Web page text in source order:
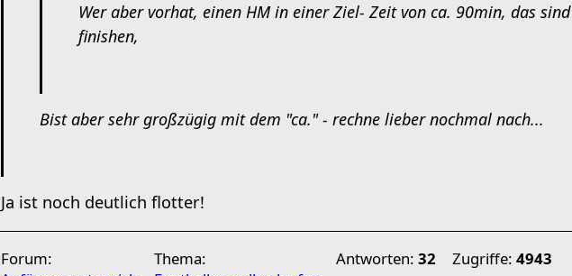
Wer aber vorhat, einen HM in einer Ziel- Zeit von ca. 90min, das sind
finishen,
Bist aber sehr großzügig mit dem "ca." - rechne lieber nochmal nach...
Ja ist noch deutlich flotter!
Forum:
Thema:
Antworten: 32 Zugriffe: 4943